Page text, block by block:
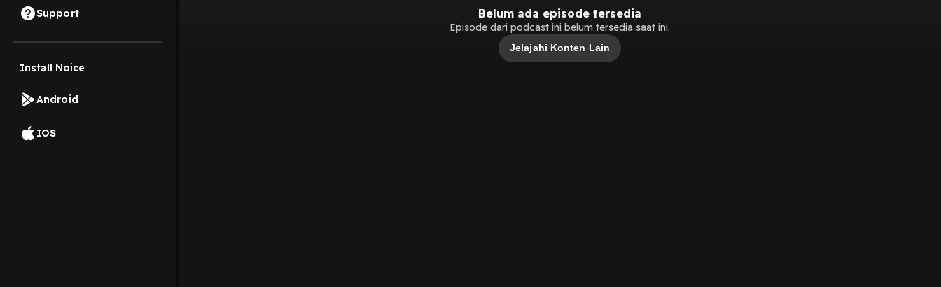
Support
Install Noice
Android
IOS
Belum ada episode tersedia
Episode dari podcast ini belum tersedia saat ini.
Jelajahi Konten Lain